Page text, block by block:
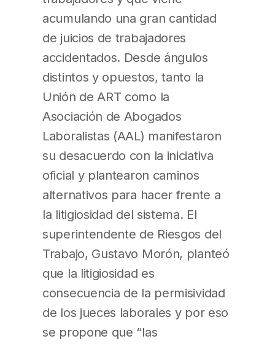
acumulando una gran cantidad
de juicios de trabajadores
accidentados. Desde ángulos
distintos y opuestos, tanto la
Unión de ART como la
Asociación de Abogados
Laboralistas (AAL) manifestaron
su desacuerdo con la iniciativa
oficial y plantearon caminos
alternativos para hacer frente a
la litigiosidad del sistema. El
superintendente de Riesgos del
Trabajo, Gustavo Morón, planteó
que la litigiosidad es
consecuencia de la permisividad
de los jueces laborales y por eso
se propone que “las